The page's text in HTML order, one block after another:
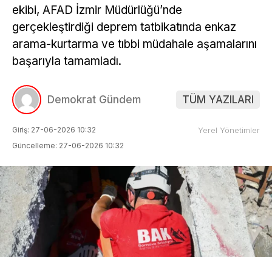
ekibi, AFAD İzmir Müdürlüğü’nde
gerçekleştirdiği deprem tatbikatında enkaz
arama-kurtarma ve tıbbi müdahale aşamalarını
başarıyla tamamladı.
Demokrat Gündem TÜM YAZILARI
Giriş: 27-06-2026 10:32
Güncelleme: 27-06-2026 10:32
Yerel Yönetimler